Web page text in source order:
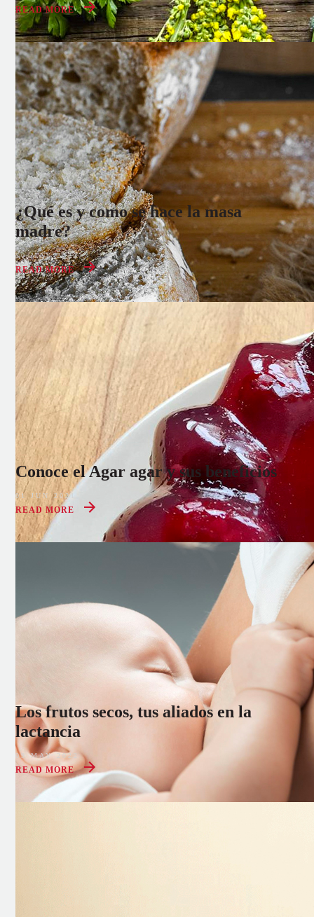
READ MORE
¿Qué es y como se hace la masa
madre?
30 MAY 2022
READ MORE
Conoce el Agar agar y sus beneficios
01 JUN 2021
READ MORE
Los frutos secos, tus aliados en la
lactancia
09 MAY 2022
READ MORE